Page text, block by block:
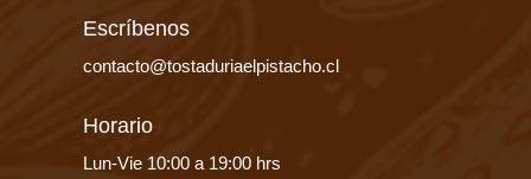
Escríbenos
contacto@tostaduriaelpistacho.cl
Horario
Lun-Vie 10:00 a 19:00 hrs